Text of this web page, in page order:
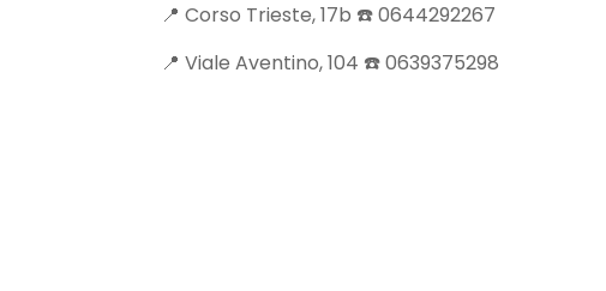
📍 Corso Trieste, 17b ☎️ 0644292267
📍 Viale Aventino, 104 ☎️ 0639375298